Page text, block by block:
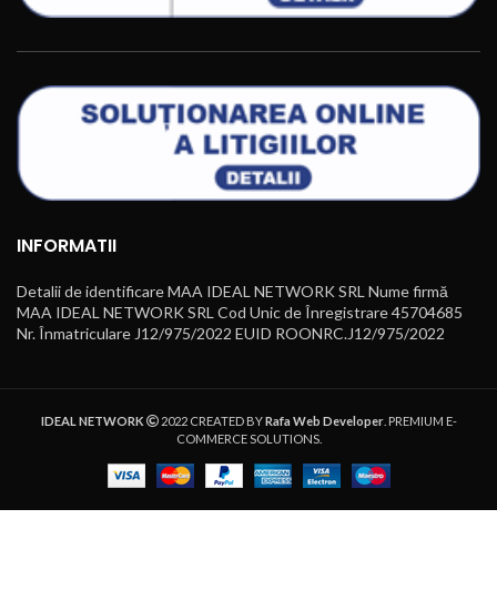
INFORMATII
Detalii de identificare MAA IDEAL NETWORK SRL Nume firmă
MAA IDEAL NETWORK SRL Cod Unic de Înregistrare 45704685
Nr. Înmatriculare J12/975/2022 EUID ROONRC.J12/975/2022
IDEAL NETWORK 2022 CREATED BYRafa Web Developer. PREMIUM E-
COMMERCE SOLUTIONS.